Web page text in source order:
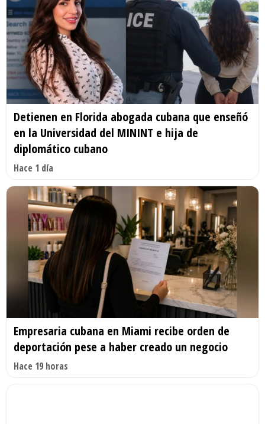
Detienen en Florida abogada cubana que enseñó
en la Universidad del MININT e hija de
diplomático cubano
Hace 1 día
Empresaria cubana en Miami recibe orden de
deportación pese a haber creado un negocio
Hace 19 horas